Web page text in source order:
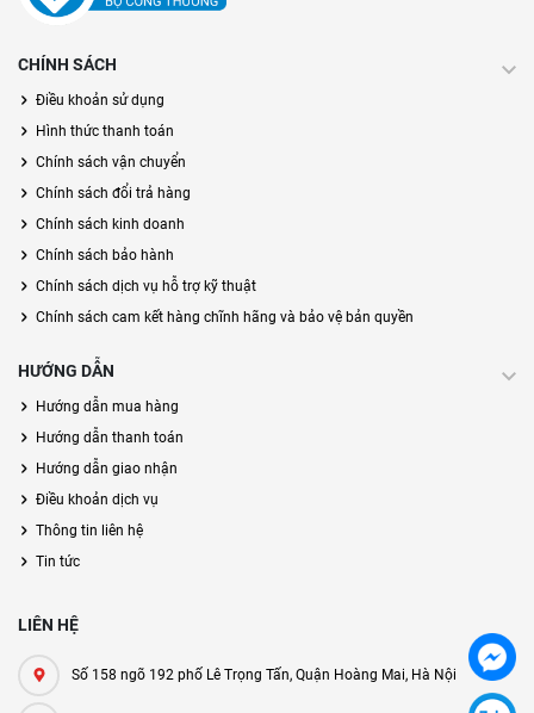
CHÍNH SÁCH
Điều khoản sử dụng
Hình thức thanh toán
Chính sách vận chuyển
Chính sách đổi trả hàng
Chính sách kinh doanh
Chính sách bảo hành
Chính sách dịch vụ hỗ trợ kỹ thuật
Chính sách cam kết hàng chĩnh hãng và bảo vệ bản quyền
HƯỚNG DẪN
Hướng dẫn mua hàng
Hướng dẫn thanh toán
Hướng dẫn giao nhận
Điều khoản dịch vụ
Thông tin liên hệ
Tin tức
LIÊN HỆ
Số 158 ngõ 192 phố Lê Trọng Tấn, Quận Hoàng Mai, Hà Nội